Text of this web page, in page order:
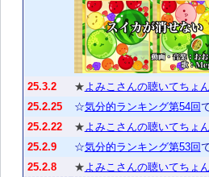
25.3.2 ★よみこさんの聴いてちょ
25.2.25
☆気分的ランキング第54回
25.2.22
★よみこさんの聴いてちょ
25.2.9
☆気分的ランキング第53回
25.2.8
★よみこさんの聴いてちょ